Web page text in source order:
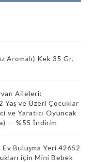
Aromalı) Kek 35 Gr.
Aileleri:
Yaş ve Üzeri Çocuklar
ve Yaratıcı Oyuncak
— %55 İndirim
Ev Buluşma Yeri 42652
için Mini Bebek